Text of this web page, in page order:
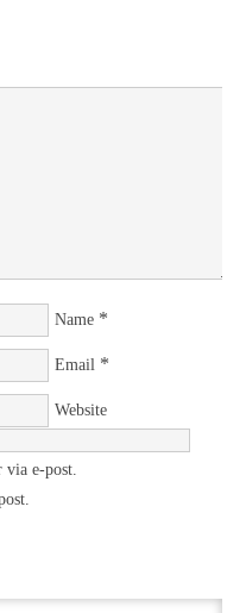
Name *
Email *
Website
via e-post.